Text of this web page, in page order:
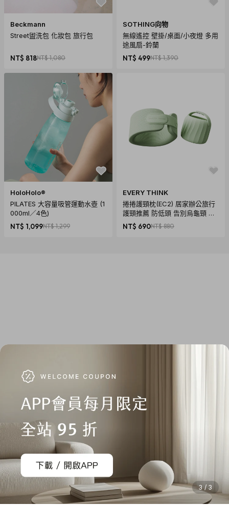
Beckmann
Street盥洗包 化妝包 旅行包
NT$ 818NT$ 1,080
SOTHING向物
無線遙控 壁掛/桌面/小夜燈 多用
途風扇-鈴蘭
NT$ 499NT$ 1,390
HoloHolo®
PILATES 大容量吸管運動水壺 (1
000ml／4色)
NT$ 1,099NT$ 1,299
EVERY THINK
捲捲護頸枕(EC2) 居家辦公旅行
護頸推薦 防低頭 告別烏龜頸 頸
椎養護 多色可選
NT$ 690NT$ 880
3 / 3